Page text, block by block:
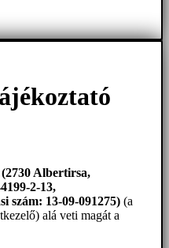
Albertirsa,
2-13,
szám: 13-09-091275) (a
alá veti magát a